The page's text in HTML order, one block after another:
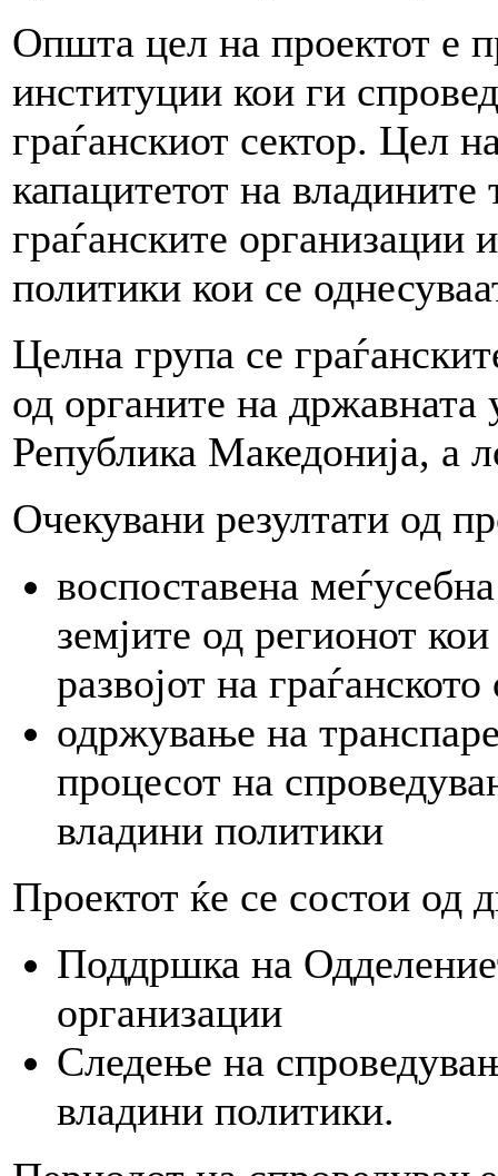
Општа цел на проектот е
институции кои ги
граѓанскиот сектор. Цел
капацитетот на владините
граѓанските организации
политики кои се
Целна група се
од органите на државната
Република Македонија, а
Очекувани резултати од
воспоставена
земјите од регионот
развојот на
одржување на
процесот на
владини политики
Проектот ќе се состои од
Поддршка на
организации
Следење на
владини политики.